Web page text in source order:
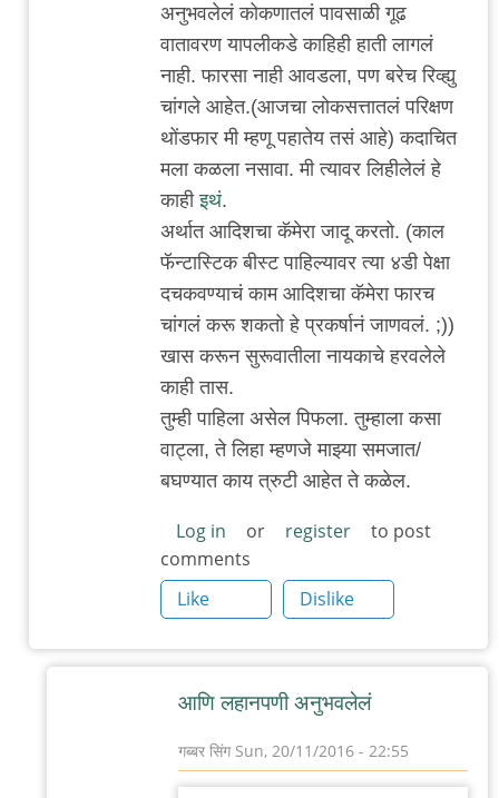
चिंतातुर
जंतू
अनुभवलेलं कोकणातलं पावसाळी गूढ
वातावरण यापलीकडे काहिही हाती लागलं
नाही. फारसा नाही आवडला, पण बरेच रिव्ह्यु
चांगले आहेत.(आजचा लोकसत्तातलं परिक्षण
थोंडफार मी म्हणू पहातेय तसं आहे) कदाचित
मला कळला नसावा. मी त्यावर लिहीलेलं हे
काहीइथं.
अर्थात आदिशचा कॅमेरा जादू करतो. (काल
फॅन्टास्टिक बीस्ट पाहिल्यावर त्या ४डी पेक्षा
दचकवण्याचं काम आदिशचा कॅमेरा फारच
चांगलं करू शकतो हे प्रकर्षानं जाणवलं. ;))
खास करून सुरूवातीला नायकाचे हरवलेले
काही तास.
तुम्ही पाहिला असेल पिफला. तुम्हाला कसा
वाट्ला, ते लिहा म्हणजे माझ्या समजात/
बघण्यात काय त्रुटी आहेत ते कळेल.
Log in or register
to post
comments
Like
Dislike
आणि लहानपणी अनुभवलेलं
गब्बर सिंगSun, 20/11/2016 - 22:55